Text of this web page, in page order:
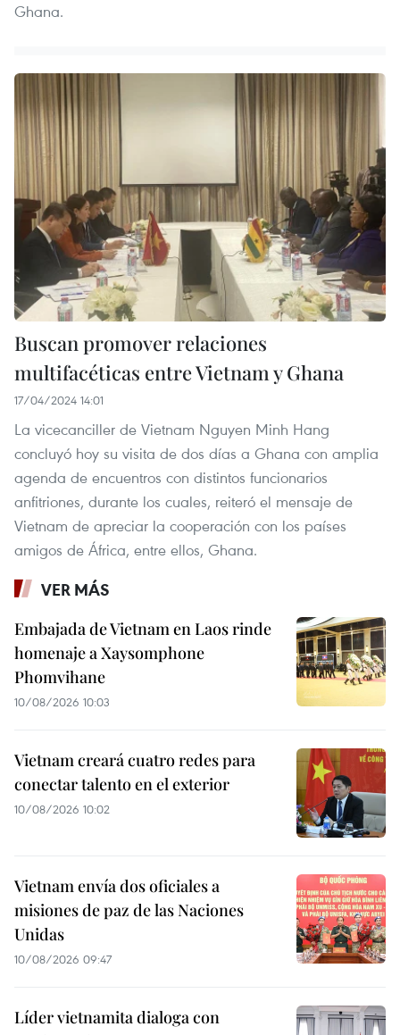
Ghana.
Buscan promover relaciones
multifacéticas entre Vietnam y Ghana
17/04/2024 14:01
La vicecanciller de Vietnam Nguyen Minh Hang
concluyó hoy su visita de dos días a Ghana con amplia
agenda de encuentros con distintos funcionarios
anfitriones, durante los cuales, reiteró el mensaje de
Vietnam de apreciar la cooperación con los países
amigos de África, entre ellos, Ghana.
VER MÁS
Embajada de Vietnam en Laos rinde
homenaje a Xaysomphone
Phomvihane
10/08/2026 10:03
Vietnam creará cuatro redes para
conectar talento en el exterior
10/08/2026 10:02
Vietnam envía dos oficiales a
misiones de paz de las Naciones
Unidas
10/08/2026 09:47
Líder vietnamita dialoga con